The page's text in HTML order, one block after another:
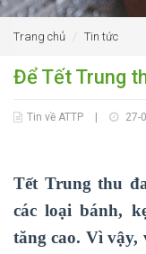
Trang chủ Tin tức
Để Tết Trung
Tin về ATTP 27-
Tết Trung thu
các loại bánh,
tăng cao. Vì vậy,